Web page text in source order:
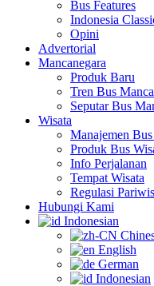
Bus Features
Indonesia
Opini
Advertorial
Mancanegara
Produk Baru
Tren Bus
Seputar Bus
Wisata
Manajemen Bus
Produk Bus
Info Perjalanan
Tempat Wisata
Regulasi
Hubungi Kami
Indonesian
English
German
Indonesian